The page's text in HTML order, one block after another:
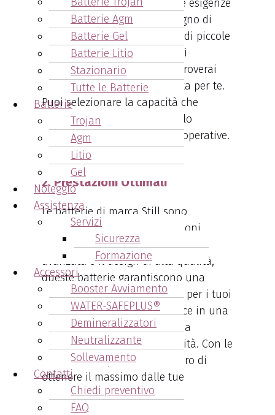
Batterie Agm
Batterie Gel
Batterie Litio
Stazionario
Tutte le Batterie
Batterie
Trojan
Agm
Litio
Gel
Noleggio
Assistenza
Servizi
Sicurezza
Formazione
Accessori
Booster Avviamento
WATER-SAFEPLUS®
Demineralizzatori
Neutralizzante
Sollevamento
Contatti
Chiedi preventivo
FAQ
capacità per soddisfare le tue esigenze
specifiche. Che tu abbia bisogno di
batterie per carrelli elevatori di piccole
dimensioni o per applicazioni
industriali più impegnative, troverai
sicuramente la batteria adatta per te.
Puoi selezionare la capacità che
meglio si adatta al tuo carrello
elevatore e alle tue esigenze operative.
2. Prestazioni Ottimali
Le batterie di marca Still sono
progettate per offrire prestazioni
ottimali. Con la loro tecnologia
avanzata e il design di alta qualità,
queste batterie garantiscono una
potenza costante e affidabile per i tuoi
carrelli elevatori. Ciò si traduce in una
maggiore produttività e in una
riduzione dei tempi di inattività. Con le
batterie Still, puoi essere sicuro di
ottenere il massimo dalle tue
operazioni industriali.